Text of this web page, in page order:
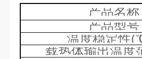
产品名称
产品型号
温度稳定性
载热体输出温度